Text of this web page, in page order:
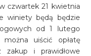
czwartek 21 kwietnia
winiety będą będzie
od 1 lutego
uiścić opłatę
i prawidłowe